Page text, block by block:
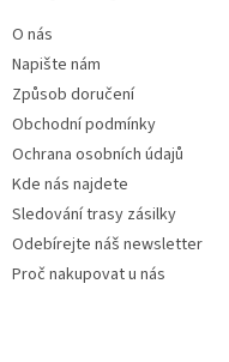
O nás
Napište nám
Způsob doručení
Obchodní podmínky
Ochrana osobních údajů
Kde nás najdete
Sledování trasy zásilky
Odebírejte náš newsletter
Proč nakupovat u nás